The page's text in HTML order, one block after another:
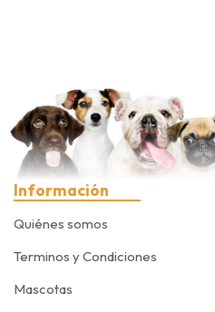
Información
Quiénes somos
Terminos y Condiciones
Mascotas